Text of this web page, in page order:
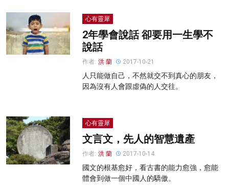
心有靈犀
2年學會說話 卻要用一生學不
說話
作者: 洪 蘭 2017-10-21
人只能做自己，不然就交不到真心的朋友，
因為沒有人會跟虛偽的人交往。
心有靈犀
文言文，先人的智慧遺產
作者: 洪 蘭 2017-10-14
國文的根基愈好，看古書的能力愈強，愈能
體會到做一個中國人的驕傲。